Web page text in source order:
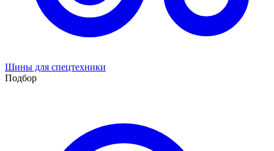
Шины для спецтехники
Подбор